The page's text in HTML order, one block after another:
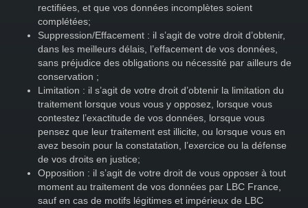
rectifiées, et que vos données incomplètes soient
complétées;
Suppression/Effacement : il s’agit de votre droit d’obtenir,
dans les meilleurs délais, l’effacement de vos données,
sans préjudice des obligations ou nécessité par ailleurs de
conservation ;
Limitation : il s’agit de votre droit d’obtenir la limitation du
traitement lorsque vous vous y opposez, lorsque vous
contestez l’exactitude de vos données, lorsque vous
pensez que leur traitement est illicite, ou lorsque vous en
avez besoin pour la constatation, l’exercice ou la défense
de vos droits en justice;
Opposition : il s’agit de votre droit de vous opposer à tout
moment au traitement de vos données par LBC France,
sauf en cas de motifs légitimes et impérieux de LBC